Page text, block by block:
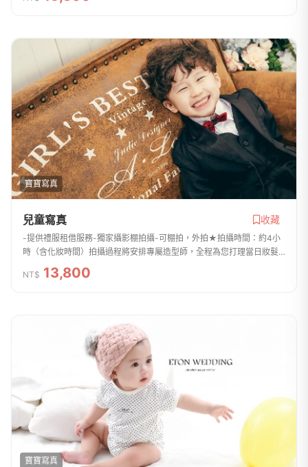
★拍攝成品1.30...
寶寶寫真
兒童寫真 收藏
-提供禮服租借服務-獨家攝影棚拍攝-可棚拍，外拍★拍攝時間：約4小
時（含化妝時間）拍攝過程將安排專屬造型師，全程為您打理當日妝髮
造型，不額外加收任何費用。★造型與妝髮拍攝4套造型，記錄孩子們天
真可愛的模樣★拍...
NT$ 13,800
寶寶寫真